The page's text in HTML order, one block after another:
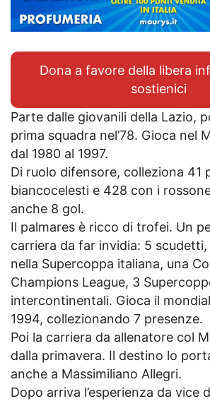
Dona a favore della libera
sostienici
Parte dalle giovanili della Lazio,
prima squadra nel’78. Gioca nel
dal 1980 al 1997.
Di ruolo difensore, colleziona 41
biancocelesti e 428 con i
anche 8 gol.
Il palmares è ricco di trofei. Un
carriera da far invidia: 5
nella Supercoppa italiana, una
Champions League, 3
intercontinentali. Gioca il
1994, collezionando 7 presenze.
Poi la carriera da allenatore col
dalla primavera. Il destino lo
anche a Massimiliano Allegri.
Dopo arriva l’esperienza da vice